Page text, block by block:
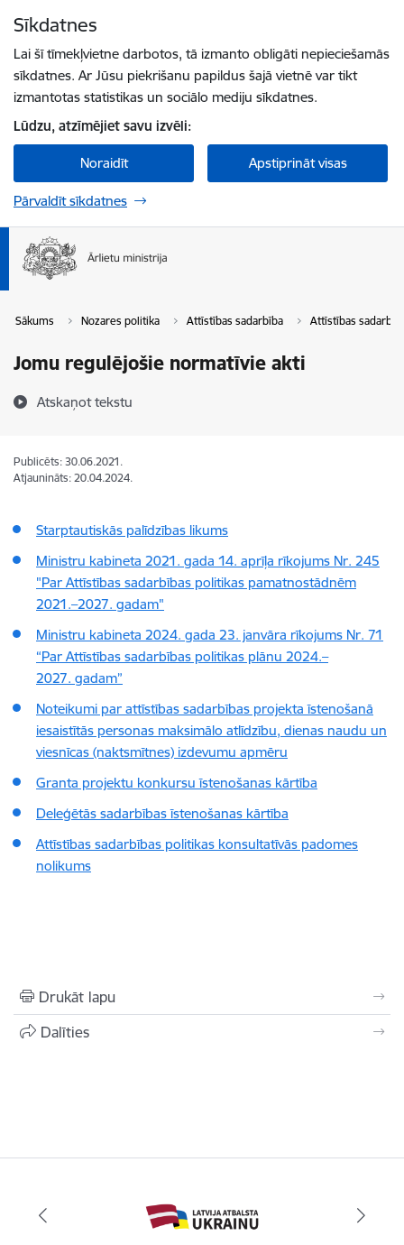
Sīkdatnes
Lai šī tīmekļvietne darbotos, tā izmanto obligāti nepieciešamās
sīkdatnes. Ar Jūsu piekrišanu papildus šajā vietnē var tikt
izmantotas statistikas un sociālo mediju sīkdatnes.
Lūdzu, atzīmējiet savu izvēli:
Noraidīt Apstiprināt visas
Pārvaldīt sīkdatnes
Sākums Nozares politika Attīstības sadarbība Attīstības
Jomu regulējošie normatīvie akti
Atskaņot tekstu
Publicēts: 30.06.2021.
Atjaunināts: 20.04.2024.
Starptautiskās palīdzības likums
Ministru kabineta 2021. gada 14. aprīļa rīkojums Nr. 245
"Par Attīstības sadarbības politikas pamatnostādnēm
2021.–2027. gadam"
Ministru kabineta 2024. gada 23. janvāra rīkojums Nr. 71
“Par Attīstības sadarbības politikas plānu 2024.–
2027. gadam”
Noteikumi par attīstības sadarbības projekta īstenošanā
iesaistītās personas maksimālo atlīdzību, dienas naudu un
viesnīcas (naktsmītnes) izdevumu apmēru
Granta projektu konkursu īstenošanas kārtība
Deleģētās sadarbības īstenošanas kārtība
Attīstības sadarbības politikas konsultatīvās padomes
nolikums
Drukāt lapu
Dalīties